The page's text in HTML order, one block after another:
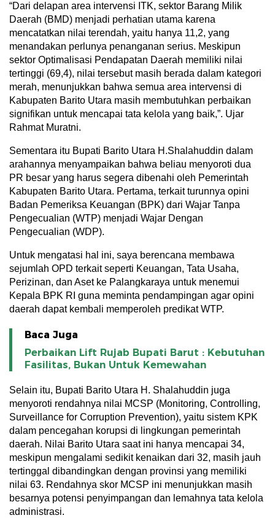
“Dari delapan area intervensi ITK, sektor Barang Milik
Daerah (BMD) menjadi perhatian utama karena
mencatatkan nilai terendah, yaitu hanya 11,2, yang
menandakan perlunya penanganan serius. Meskipun
sektor Optimalisasi Pendapatan Daerah memiliki nilai
tertinggi (69,4), nilai tersebut masih berada dalam kategori
merah, menunjukkan bahwa semua area intervensi di
Kabupaten Barito Utara masih membutuhkan perbaikan
signifikan untuk mencapai tata kelola yang baik,”. Ujar
Rahmat Muratni.
Sementara itu Bupati Barito Utara H.Shalahuddin dalam
arahannya menyampaikan bahwa beliau menyoroti dua
PR besar yang harus segera dibenahi oleh Pemerintah
Kabupaten Barito Utara. Pertama, terkait turunnya opini
Badan Pemeriksa Keuangan (BPK) dari Wajar Tanpa
Pengecualian (WTP) menjadi Wajar Dengan
Pengecualian (WDP).
Untuk mengatasi hal ini, saya berencana membawa
sejumlah OPD terkait seperti Keuangan, Tata Usaha,
Perizinan, dan Aset ke Palangkaraya untuk menemui
Kepala BPK RI guna meminta pendampingan agar opini
daerah dapat kembali memperoleh predikat WTP.
Baca Juga
Perbaikan Lift Rujab Bupati Barut : Kebutuhan
Fasilitas, Bukan Untuk Kemewahan
Selain itu, Bupati Barito Utara H. Shalahuddin juga
menyoroti rendahnya nilai MCSP (Monitoring, Controlling,
Surveillance for Corruption Prevention), yaitu sistem KPK
dalam pencegahan korupsi di lingkungan pemerintah
daerah. Nilai Barito Utara saat ini hanya mencapai 34,
meskipun mengalami sedikit kenaikan dari 32, masih jauh
tertinggal dibandingkan dengan provinsi yang memiliki
nilai 63. Rendahnya skor MCSP ini menunjukkan masih
besarnya potensi penyimpangan dan lemahnya tata kelola
administrasi.